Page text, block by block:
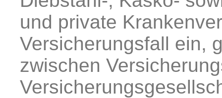
und private
Versicherungsfall ein,
zwischen